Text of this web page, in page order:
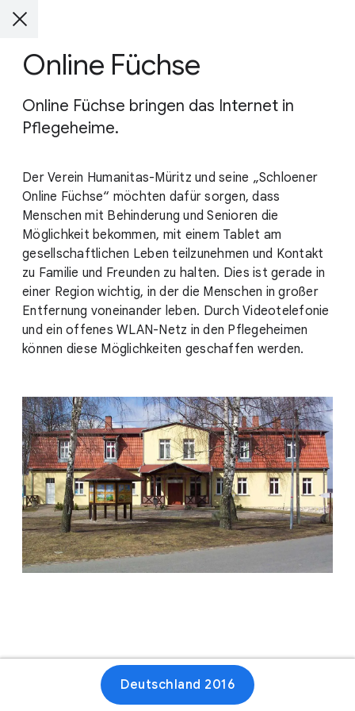
Online Füchse
Online Füchse bringen das Internet in
Pflegeheime.
Der Verein Humanitas-Müritz und seine „Schloener
Online Füchse“ möchten dafür sorgen, dass
Menschen mit Behinderung und Senioren die
Möglichkeit bekommen, mit einem Tablet am
gesellschaftlichen Leben teilzunehmen und Kontakt
zu Familie und Freunden zu halten. Dies ist gerade in
einer Region wichtig, in der die Menschen in großer
Entfernung voneinander leben. Durch Videotelefonie
und ein offenes WLAN-Netz in den Pflegeheimen
können diese Möglichkeiten geschaffen werden.
Deutschland 2016